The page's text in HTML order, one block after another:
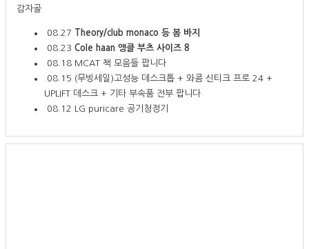
감자골
08.27 Theory/club monaco 등 봄 바지
08.23 Cole haan 앵클 부츠 사이즈 8
08.18 MCAT 책 모음들 팝니다
08.15 (무빙세일)고성능 데스크톱 + 와콤 신티크 프로 24 +
UPLIFT 데스크 + 기타 부속품 전부 팝니다
08.12 LG puricare 공기청정기